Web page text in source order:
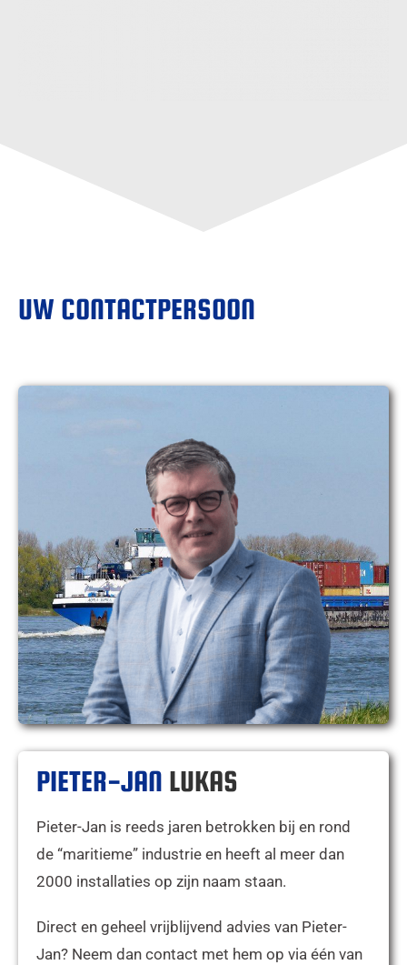
UW CONTACTPERSOON
PIETER-JAN LUKAS
Pieter-Jan is reeds jaren betrokken bij en rond
de “maritieme” industrie en heeft al meer dan
2000 installaties op zijn naam staan.
Direct en geheel vrijblijvend advies van Pieter-
Jan? Neem dan contact met hem op via één van